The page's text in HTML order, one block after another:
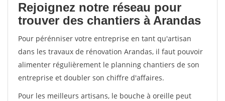
Rejoignez notre réseau pour
trouver des chantiers à Arandas
Pour pérénniser votre entreprise en tant qu'artisan
dans les travaux de rénovation Arandas, il faut pouvoir
alimenter régulièrement le planning chantiers de son
entreprise et doubler son chiffre d'affaires.
Pour les meilleurs artisans, le bouche à oreille peut